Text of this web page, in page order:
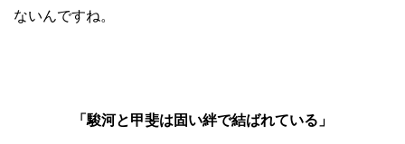
ないんですね。
「駿河と甲斐は固い絆で結ばれている」